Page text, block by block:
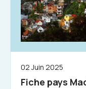
02 Juin 2025
Fiche pays